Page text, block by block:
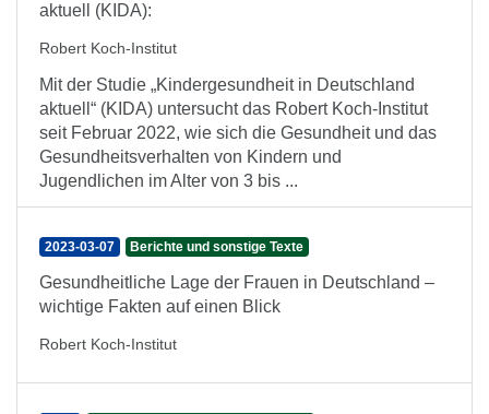
aktuell (KIDA):
Robert Koch-Institut
Mit der Studie „Kindergesundheit in Deutschland
aktuell“ (KIDA) untersucht das Robert Koch-Institut
seit Februar 2022, wie sich die Gesundheit und das
Gesundheitsverhalten von Kindern und
Jugendlichen im Alter von 3 bis ...
2023-03-07 Berichte und sonstige Texte
Gesundheitliche Lage der Frauen in Deutschland –
wichtige Fakten auf einen Blick
Robert Koch-Institut